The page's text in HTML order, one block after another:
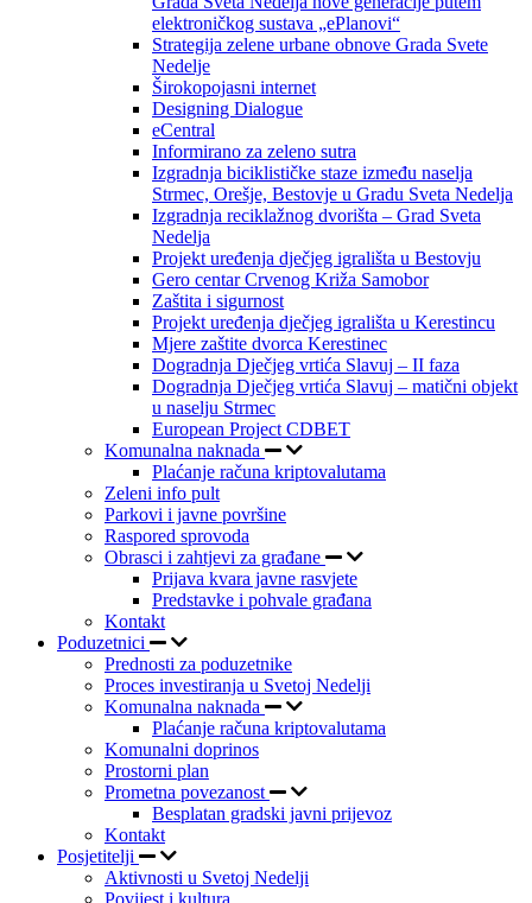
elektroničkog sustava „ePlanovi“
Strategija zelene urbane obnove Grada Svete
Nedelje
Širokopojasni internet
Designing Dialogue
eCentral
Informirano za zeleno sutra
Izgradnja biciklističke staze između naselja
Strmec, Orešje, Bestovje u Gradu Sveta Nedelja
Izgradnja reciklažnog dvorišta – Grad Sveta
Nedelja
Projekt uređenja dječjeg igrališta u Bestovju
Gero centar Crvenog Križa Samobor
Zaštita i sigurnost
Projekt uređenja dječjeg igrališta u Kerestincu
Mjere zaštite dvorca Kerestinec
Dogradnja Dječjeg vrtića Slavuj – II faza
Dogradnja Dječjeg vrtića Slavuj – matični objekt
u naselju Strmec
European Project CDBET
Komunalna naknada
Plaćanje računa kriptovalutama
Zeleni info pult
Parkovi i javne površine
Raspored sprovoda
Obrasci i zahtjevi za građane
Prijava kvara javne rasvjete
Predstavke i pohvale građana
Kontakt
Poduzetnici
Prednosti za poduzetnike
Proces investiranja u Svetoj Nedelji
Komunalna naknada
Plaćanje računa kriptovalutama
Komunalni doprinos
Prostorni plan
Prometna povezanost
Besplatan gradski javni prijevoz
Kontakt
Posjetitelji
Aktivnosti u Svetoj Nedelji